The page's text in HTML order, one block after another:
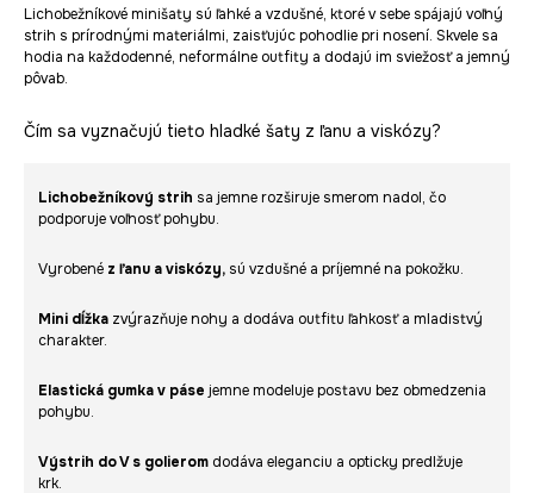
Lichobežníkové minišaty sú ľahké a vzdušné, ktoré v sebe spájajú voľný
strih s prírodnými materiálmi, zaisťujúc pohodlie pri nosení. Skvele sa
hodia na každodenné, neformálne outfity a dodajú im sviežosť a jemný
pôvab.
Čím sa vyznačujú tieto hladké šaty z ľanu a viskózy?
Lichobežníkový strih sa jemne rozširuje smerom nadol, čo
podporuje voľnosť pohybu.
Vyrobené z ľanu a viskózy, sú vzdušné a príjemné na pokožku.
Mini dĺžka zvýrazňuje nohy a dodáva outfitu ľahkosť a mladistvý
charakter.
Elastická gumka v páse jemne modeluje postavu bez obmedzenia
pohybu.
Výstrih do V s golierom dodáva eleganciu a opticky predlžuje
krk.